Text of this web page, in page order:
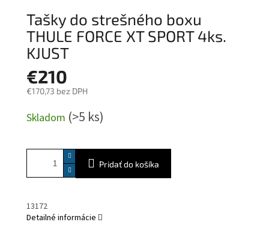
O
Tašky do strešného boxu
THULE FORCE XT SPORT 4ks.
KJUST
€210
€170,73 bez DPH
cena:
Skladom (>5 ks)
Pridať do košíka
13172
Detailné informácie